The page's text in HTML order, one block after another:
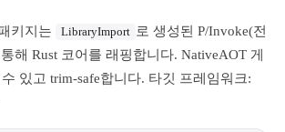
키지는 LibraryImport 로 생성된 P/Invoke(전
해 Rust 코어를 래핑합니다. NativeAOT 게
있고 trim-safe합니다. 타깃 프레임워크: